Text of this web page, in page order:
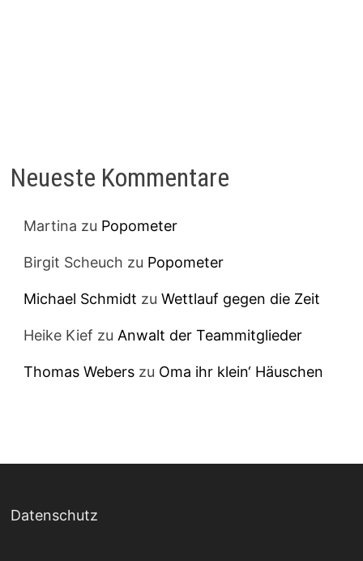
Neueste Kommentare
Martina zu Popometer
Birgit Scheuch zu Popometer
Michael Schmidt zuWettlauf gegen die Zeit
Heike Kief zu Anwalt der Teammitglieder
Thomas Webers zu Oma ihr klein‘ Häuschen
Datenschutz